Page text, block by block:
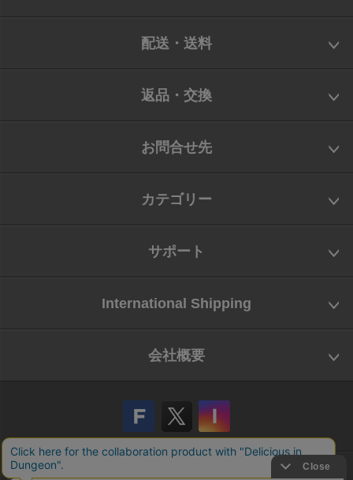
配送・送料
返品・交換
お問合せ先
カテゴリー
サポート
International Shipping
会社概要
会社概要